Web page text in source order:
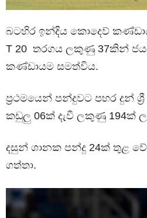
බටහිර ඉන්දිය කොදෙව්
T 20 තරගය ලකුණු 37කින්
කණ්ඩායම සමත්විය.
ප්‍රථමයෙන් පන්දුවට පහර දුන්
කඩුලු 06ක් දැවී ලකුණු 194ක්
දසුන් ශානක පන්දු 24ක් තුළ
ගත්තා.